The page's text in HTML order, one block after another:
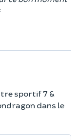
sportif 7 &
dans le